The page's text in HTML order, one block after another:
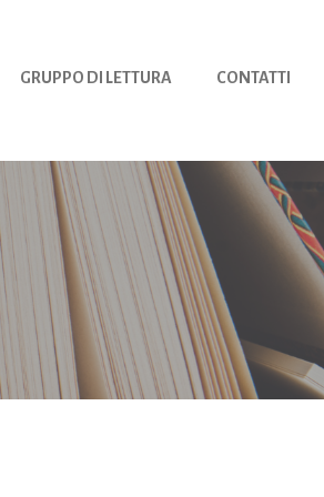
GRUPPO DI LETTURA CONTATTI